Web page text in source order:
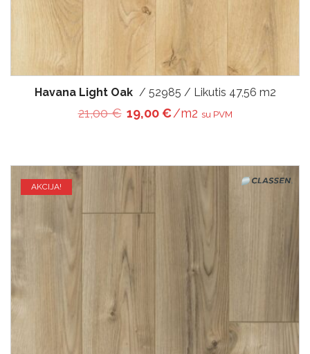
Havana Light Oak / 52985 / Likutis 47,56 m2
21,00€ Original price was: 21,00 €.
19,00€ Current price is: 19,00
/m2 su PVM
AKCIJA!